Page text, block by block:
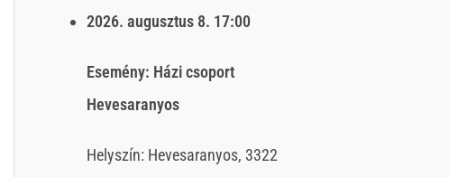
2026. augusztus 8. 17:00
Esemény: Házi csoport
Hevesaranyos
Helyszín: Hevesaranyos, 3322